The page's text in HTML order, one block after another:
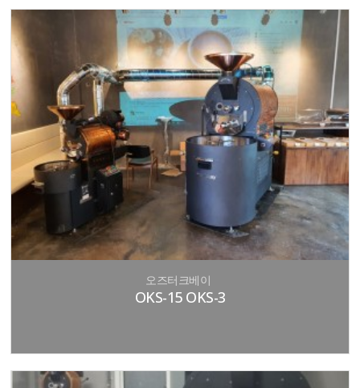
오즈터크베이
OKS-15 OKS-3